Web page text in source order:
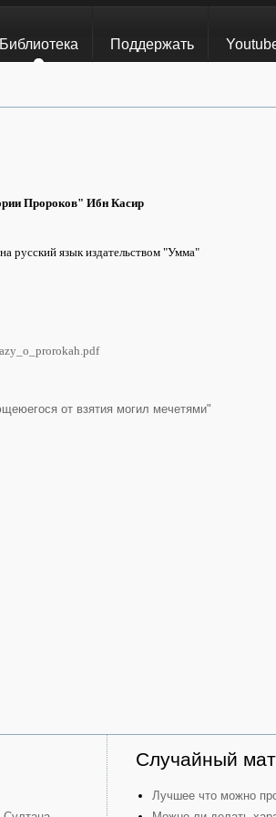
Библиотека Поддержать
Пророков" Ибн Касир
русский язык издательством "Умма"
от взятия могил мечетями"
Случайный
Лучшее что можно